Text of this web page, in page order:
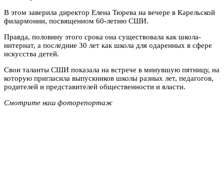
В этом заверила директор Елена Тюрева на вечере в Карельской
филармонии, посвященном 60-летию СШИ.
Правда, половину этого срока она существовала как школа-
интернат, а последние 30 лет как школа для одаренных в сфере
искусства детей.
Свои таланты СШИ показала на встрече в минувшую пятницу, на
которую пригласила выпускников школы разных лет, педагогов,
родителей и представителей общественности и власти.
Смотрите наш фоторепортаж